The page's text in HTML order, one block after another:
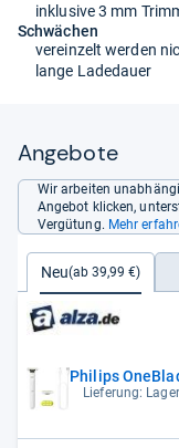
inklusive 3 mm
Schwächen
vereinzelt werden
lange Ladedauer
Angebote
Wir arbeiten
Angebot klicken,
Vergütung. Mehr
Neu(ab 39,99 €)
Philips
Lieferung: